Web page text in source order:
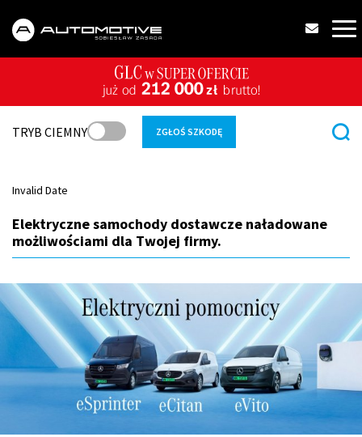
TRYB CIEMNY ZGŁOŚ SZKODĘ
Invalid Date
Elektryczne samochody dostawcze naładowane
możliwościami dla Twojej firmy.